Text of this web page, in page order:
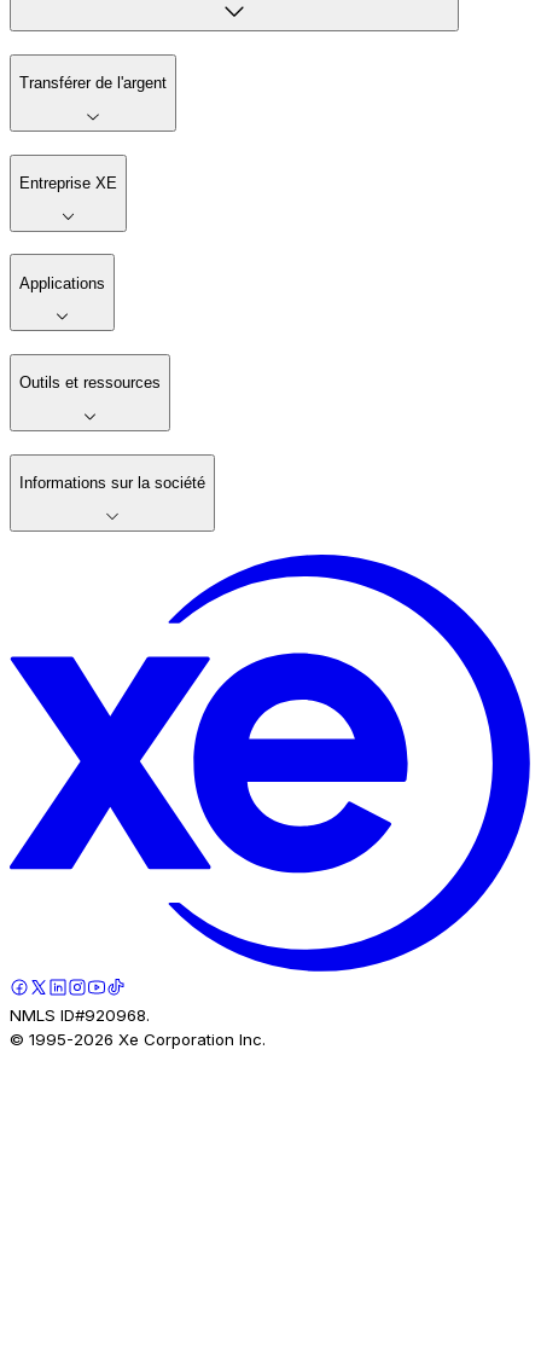
Transférer de l'argent
Entreprise XE
Applications
Outils et ressources
Informations sur la société
NMLS ID#920968.
© 1995-2026 Xe Corporation Inc.